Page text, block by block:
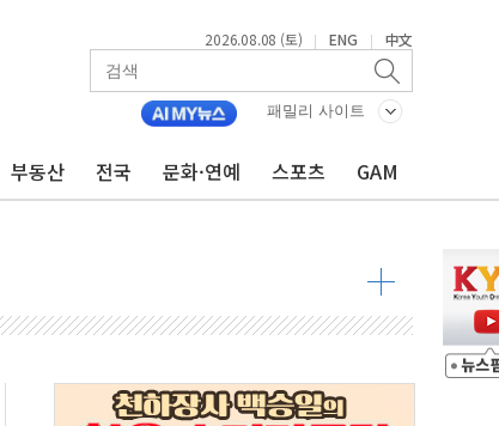
2026.08.08 (토) | ENG | 中文
패밀리 사이트
부동산 전국 문화·연예 스포츠 GAM
수온 양식장 복구·지원 '총력'
주의보'...경북도, 호우 피해·통제구간 없어
·김민석 당대표 후보
청래에 승리...47.75% vs 42.08%
...김민석 47.75% 정청래 42.08%
민석 45.09% 정청래 43.27% 송영길 11.63%